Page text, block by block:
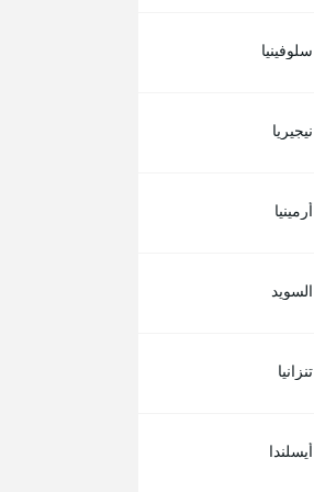
سلوفينيا
نيجيريا
أرمينيا
السويد
تنزانيا
أيسلندا